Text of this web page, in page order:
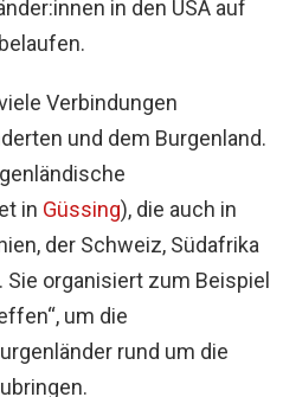
in den USA auf
Verbindungen
und dem Burgenland.
in Güssing), die auch in
der Schweiz, Südafrika
organisiert zum Beispiel
um die
rund um die